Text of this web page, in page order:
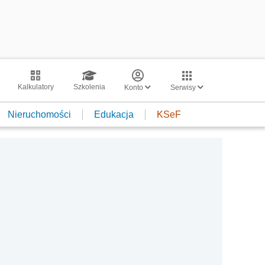
Kalkulatory Szkolenia Konto Serwisy
Nieruchomości Edukacja KSeF